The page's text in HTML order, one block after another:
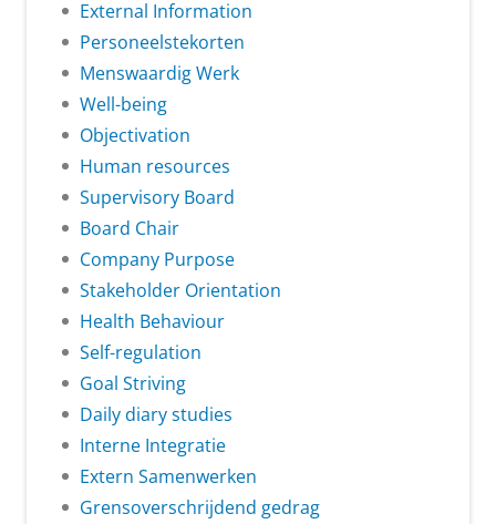
External Information
Personeelstekorten
Menswaardig Werk
Well-being
Objectivation
Human resources
Supervisory Board
Board Chair
Company Purpose
Stakeholder Orientation
Health Behaviour
Self-regulation
Goal Striving
Daily diary studies
Interne Integratie
Extern Samenwerken
Grensoverschrijdend gedrag